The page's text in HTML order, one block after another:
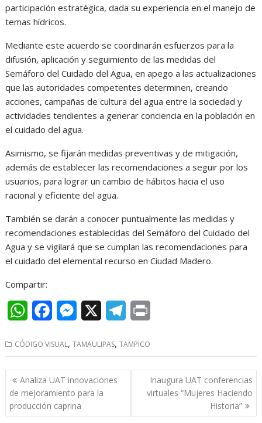
participación estratégica, dada su experiencia en el manejo de
temas hídricos.
Mediante este acuerdo se coordinarán esfuerzos para la
difusión, aplicación y seguimiento de las medidas del
Semáforo del Cuidado del Agua, en apego a las actualizaciones
que las autoridades competentes determinen, creando
acciones, campañas de cultura del agua entre la sociedad y
actividades tendientes a generar conciencia en la población en
el cuidado del agua.
Asimismo, se fijarán medidas preventivas y de mitigación,
además de establecer las recomendaciones a seguir por los
usuarios, para lograr un cambio de hábitos hacia el uso
racional y eficiente del agua.
También se darán a conocer puntualmente las medidas y
recomendaciones establecidas del Semáforo del Cuidado del
Agua y se vigilará que se cumplan las recomendaciones para
el cuidado del elemental recurso en Ciudad Madero.
Compartir:
W
a
t
s
A
c
e
b
o
M
s
s
e
n
l
e
n
t
CÓDIGO VISUAL,TAMAULIPAS,TAMPICO
Navegación
de
entradas
Analiza UAT innovaciones
de mejoramiento para la
producción caprina
Inaugura UAT conferencias
virtuales “Mujeres Haciendo
Historia”